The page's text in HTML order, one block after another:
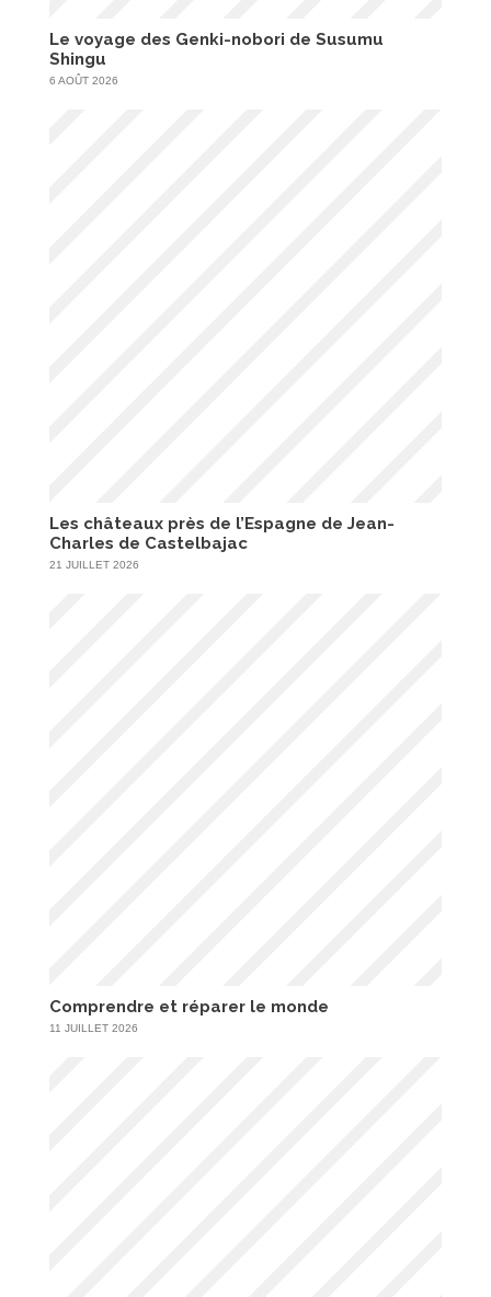
Le voyage des Genki-nobori de Susumu
Shingu
6 AOÛT 2026
Les châteaux près de l’Espagne de Jean-
Charles de Castelbajac
21 JUILLET 2026
Comprendre et réparer le monde
11 JUILLET 2026